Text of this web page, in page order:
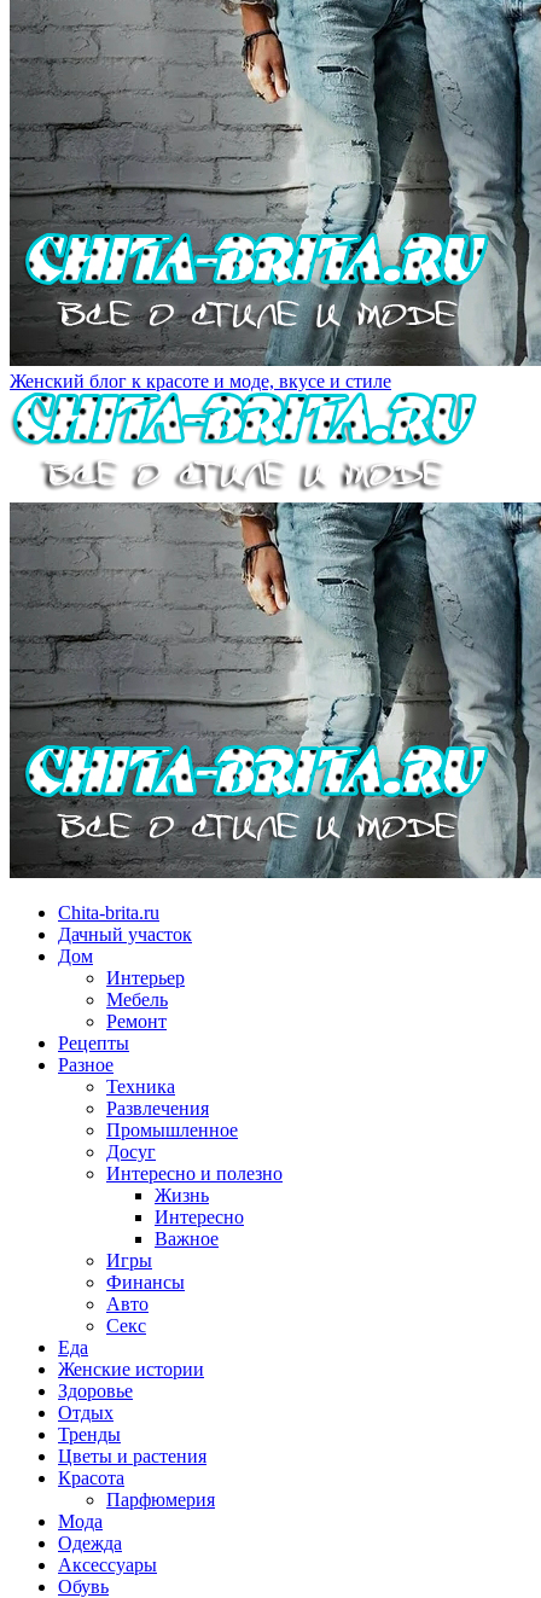
Женский блог к красоте и моде, вкусе и стиле
Chita-brita.ru
Дачный участок
Дом
Интерьер
Мебель
Ремонт
Рецепты
Разное
Техника
Развлечения
Промышленное
Досуг
Интересно и полезно
Жизнь
Интересно
Важное
Игры
Финансы
Авто
Секс
Еда
Женские истории
Здоровье
Отдых
Тренды
Цветы и растения
Красота
Парфюмерия
Мода
Одежда
Аксессуары
Обувь